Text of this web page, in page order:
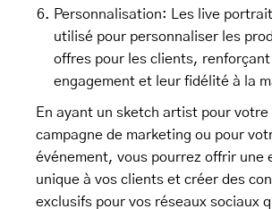
Personnalisation: Les live
utilisé pour personnaliser les
offres pour les clients,
engagement et leur fidélité à la
En ayant un sketch artist pour votre
campagne de marketing ou pour
événement, vous pourrez offrir une
unique à vos clients et créer des
exclusifs pour vos réseaux sociaux